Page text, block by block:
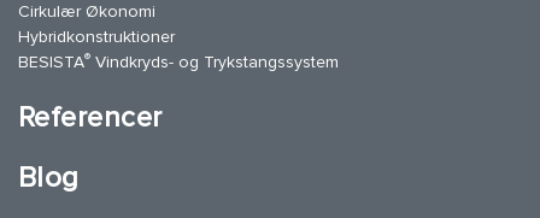
Cirkulær Økonomi
Hybridkonstruktioner
BESISTA® Vindkryds- og Trykstangssystem
Referencer
Blog